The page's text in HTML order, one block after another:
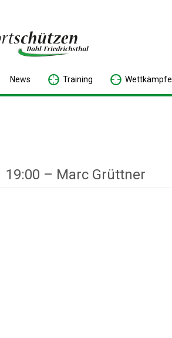
News Training Wettkämpfe
19:00 – Marc Grüttner